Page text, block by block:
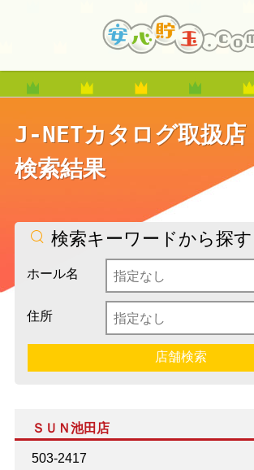
J-NETカタログ取扱店
検索結果
検索キーワードから探す
ホール名
住所
店舗検索
ＳＵＮ池田店
503-2417